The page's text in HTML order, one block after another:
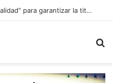
Indert impulsa la “Nueva Ruralidad” para garantizar la titulación de tierras a familias campesinas.